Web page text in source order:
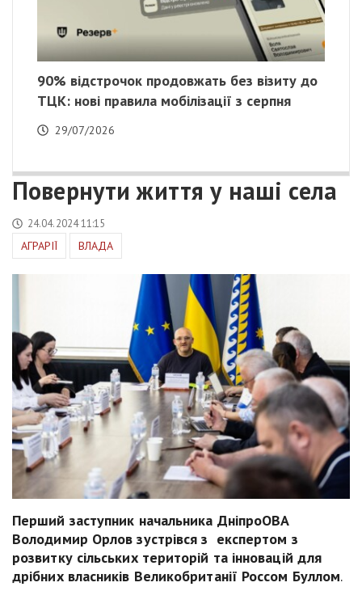
90% відстрочок продовжать без візиту до
ТЦК: нові правила мобілізації з серпня
29/07/2026
Повернути життя у наші села
24.04.2024 11:15
АГРАРІЇ ВЛАДА
Перший заступник начальника ДніпроОВА
Володимир Орлов зустрівся з експертом з
розвитку сільських територій та інновацій для
дрібних власників Великобританії Россом Буллом.